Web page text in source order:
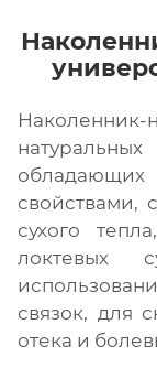
свойствами,
сухого
локтевых
связок, для
отека и